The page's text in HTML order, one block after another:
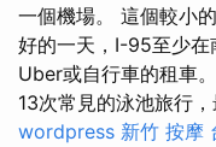
一個機場。 這個較小
好的一天，I-95至少在
Uber或自行車的租車
13次常見的泳池旅行
wordpress 新竹 按摩